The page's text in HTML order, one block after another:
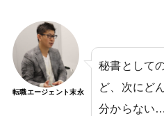
転職エージェント末永
秘書として
ど、次にど
分からない